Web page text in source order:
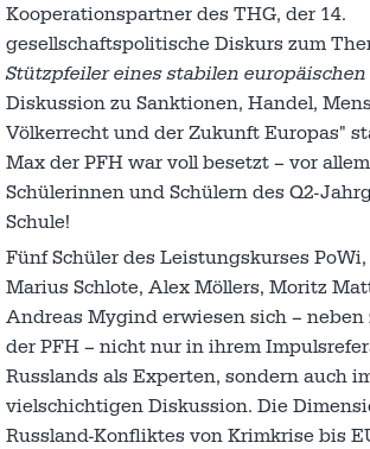
Kooperationspartner des THG, der 14.
gesellschaftspolitische Diskurs zum
Stützpfeiler eines stabilen europäischen
Diskussion zu Sanktionen, Handel,
Völkerrecht und der Zukunft Europas"
Max der PFH war voll besetzt – vor
Schülerinnen und Schülern des Q2-
Schule!
Fünf Schüler des Leistungskurses
Marius Schlote, Alex Möllers, Moritz
Andreas Mygind erwiesen sich –
der PFH – nicht nur in ihrem
Russlands als Experten, sondern auch
vielschichtigen Diskussion. Die
Russland-Konfliktes von Krimkrise bis